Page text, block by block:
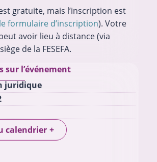
gratuite, mais l’inscription est
formulaire d’inscription). Votre
avoir lieu à distance (via
de la FESEFA.
l’événement
juridique
calendrier +